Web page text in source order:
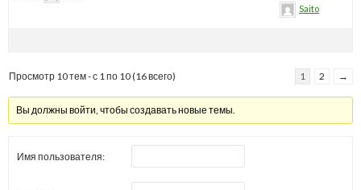
Saito
Просмотр 10 тем - с 1 по 10 (16 всего) 1 2 →
Вы должны войти, чтобы создавать новые темы.
Имя пользователя: